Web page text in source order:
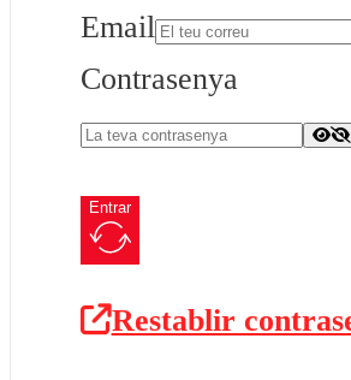
Email
Contrasenya
Entrar
Restablir